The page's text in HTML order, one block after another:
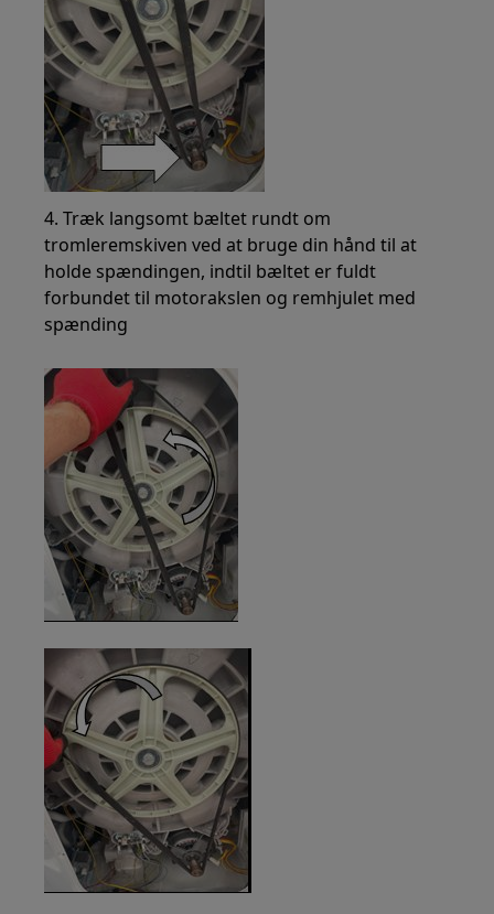
4. Træk langsomt bæltet rundt om
tromleremskiven ved at bruge din hånd til at
holde spændingen, indtil bæltet er fuldt
forbundet til motorakslen og remhjulet med
spænding